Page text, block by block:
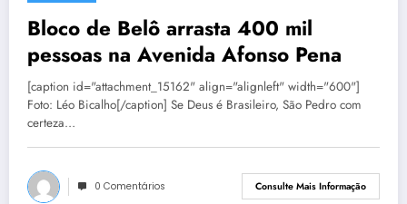
Bloco de Belô arrasta 400 mil
pessoas na Avenida Afonso Pena
[caption id="attachment_15162" align="alignleft" width="600"]
Foto: Léo Bicalho[/caption] Se Deus é Brasileiro, São Pedro com
certeza…
0 Comentários Consulte Mais Informação